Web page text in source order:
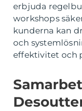
erbjuda
workshops
kunderna kan
och
effektivitet och